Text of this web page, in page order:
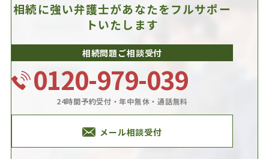
相続に強い弁護士があなたをフルサポー
トいたします
相続問題ご相談受付
0120-979-039
24時間予約受付・年中無休・通話無料
メール相談受付